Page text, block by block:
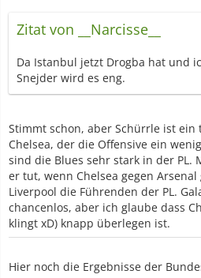
Zitat von __Narcisse__
Da Istanbul jetzt Drogba hat und
Snejder wird es eng.
Stimmt schon, aber Schürrle ist
Chelsea, der die Offensive ein
sind die Blues sehr stark in der PL.
er tut, wenn Chelsea gegen
Liverpool die Führenden der PL.
chancenlos, aber ich glaube dass
klingt xD) knapp überlegen ist.
Hier noch die Ergebnisse der